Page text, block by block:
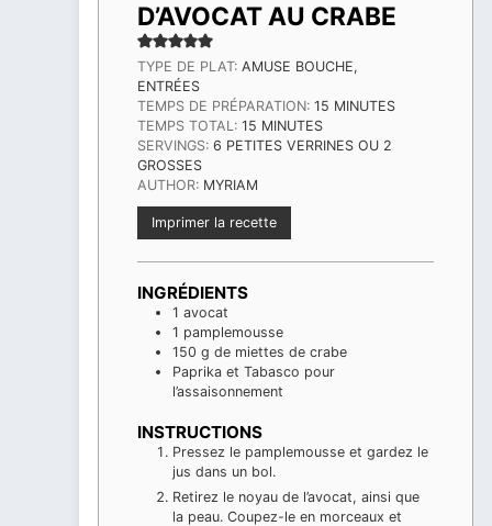
D’AVOCAT AU CRABE
TYPE DE PLAT: AMUSE BOUCHE,
ENTRÉES
TEMPS DE PRÉPARATION: 15 MINUTES
MINUTES
TEMPS TOTAL: 15 MINUTES
MINUTES
SERVINGS: 6 PETITES VERRINES OU 2
GROSSES
AUTHOR: MYRIAM
Imprimer la recette
INGRÉDIENTS
1 avocat
1 pamplemousse
150 g de miettes de crabe
Paprika et Tabasco pour
l’assaisonnement
INSTRUCTIONS
Pressez le pamplemousse et gardez le
jus dans un bol.
Retirez le noyau de l’avocat, ainsi que
la peau. Coupez-le en morceaux et